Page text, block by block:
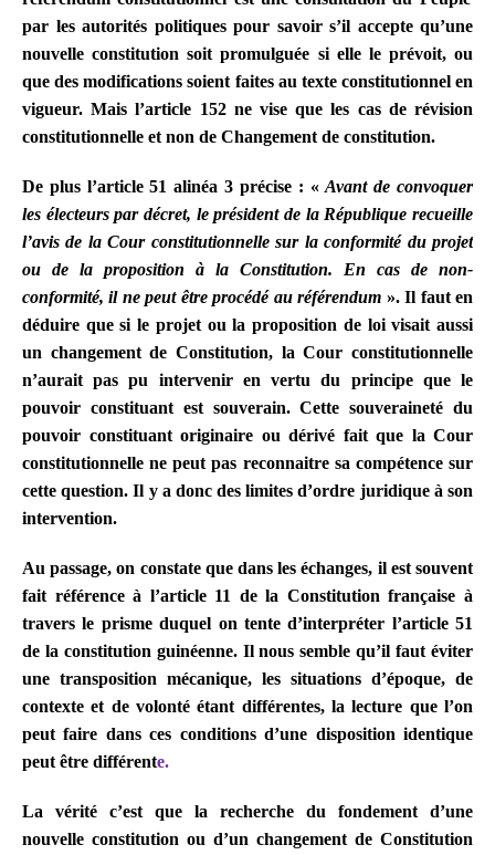
par les autorités politiques pour savoir s’il accepte qu’une
nouvelle constitution soit promulguée si elle le prévoit, ou
que des modifications soient faites au texte constitutionnel en
vigueur. Mais l’article 152 ne vise que les cas de révision
constitutionnelle et non de Changement de constitution.
De plus l’article 51 alinéa 3 précise : «Avant de convoquer
les électeurs par décret, le président de la République recueille
l’avis de la Cour constitutionnelle sur la conformité du projet
ou de la proposition à la Constitution. En cas de non-
conformité, il ne peut être procédé au référendum ». Il faut en
déduire que si le projet ou la proposition de loi visait aussi
un changement de Constitution, la Cour constitutionnelle
n’aurait pas pu intervenir en vertu du principe que le
pouvoir constituant est souverain. Cette souveraineté du
pouvoir constituant originaire ou dérivé fait que la Cour
constitutionnelle ne peut pas reconnaitre sa compétence sur
cette question. Il y a donc des limites d’ordre juridique à son
intervention.
Au passage, on constate que dans les échanges, il est souvent
fait référence à l’article 11 de la Constitution française à
travers le prisme duquel on tente d’interpréter l’article 51
de la constitution guinéenne. Il nous semble qu’il faut éviter
une transposition mécanique, les situations d’époque, de
contexte et de volonté étant différentes, la lecture que l’on
peut faire dans ces conditions d’une disposition identique
peut être différente.
La vérité c’est que la recherche du fondement d’une
nouvelle constitution ou d’un changement de Constitution